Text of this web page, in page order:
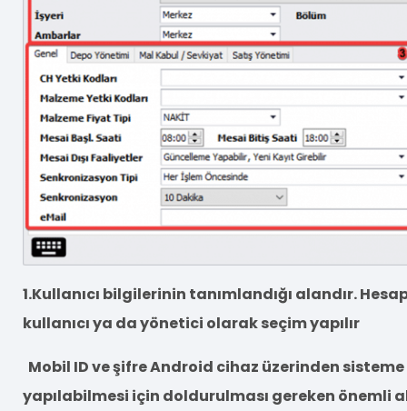
1.Kullanıcı bilgilerinin tanımlandığı alandır.
kullanıcı ya da yönetici olarak seçim yapılır
Mobil ID ve şifre Android cihaz üzerinden
yapılabilmesi için doldurulması gereken önemli